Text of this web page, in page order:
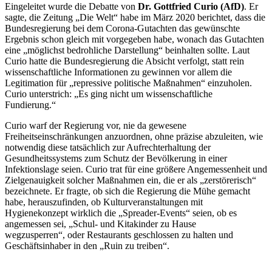
Eingeleitet wurde die Debatte von Dr. Gottfried Curio (AfD). Er
sagte, die Zeitung „Die Welt“ habe im März 2020 berichtet, dass die
Bundesregierung bei dem Corona-Gutachten das gewünschte
Ergebnis schon gleich mit vorgegeben habe, wonach das Gutachten
eine „möglichst bedrohliche Darstellung“ beinhalten sollte. Laut
Curio hatte die Bundesregierung die Absicht verfolgt, statt rein
wissenschaftliche Informationen zu gewinnen vor allem die
Legitimation für „repressive politische Maßnahmen“ einzuholen.
Curio unterstrich: „Es ging nicht um wissenschaftliche
Fundierung.“
Curio warf der Regierung vor, nie da gewesene
Freiheitseinschränkungen anzuordnen, ohne präzise abzuleiten, wie
notwendig diese tatsächlich zur Aufrechterhaltung der
Gesundheitssystems zum Schutz der Bevölkerung in einer
Infektionslage seien. Curio trat für eine größere Angemessenheit und
Zielgenauigkeit solcher Maßnahmen ein, die er als „zerstörerisch“
bezeichnete. Er fragte, ob sich die Regierung die Mühe gemacht
habe, herauszufinden, ob Kulturveranstaltungen mit
Hygienekonzept wirklich die „Spreader-Events“ seien, ob es
angemessen sei, „Schul- und Kitakinder zu Hause
wegzusperren“, oderRestaurants geschlossen zu halten und
Geschäftsinhaber in den „Ruin zu treiben“.